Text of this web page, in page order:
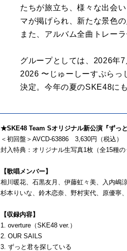
たちが旅立ち、様々な出会
マが掲げられ、新たな景色
また、アルバム全曲トレー
グループとしては、2026年
2026 〜じゅーしーすぷらっ
決定。今年の夏のSKE48に
★SKE48 Team Sオリジナル新公演『ずっ
＜初回盤＞AVCD-63886 3,630円（税込）
封入特典：オリジナル生写真1枚（全15種の
【歌唱メンバー】
相川暖花、石黒友月、伊藤虹々美、入内嶋
杉本りいな、鈴木恋奈、野村実代、原優寧
【収録内容】
1. overture（SKE48 ver.）
2. OUR SAILS
3. ずっと君を探している